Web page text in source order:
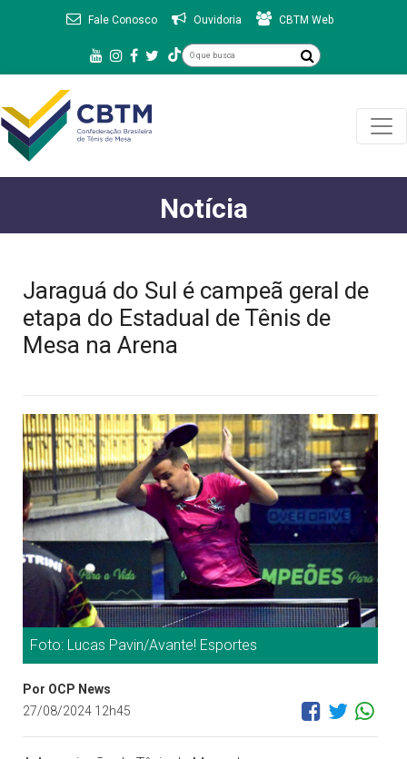
Fale Conosco Ouvidoria CBTM Web
Notícia
Jaraguá do Sul é campeã geral de
etapa do Estadual de Tênis de
Mesa na Arena
Foto: Lucas Pavin/Avante! Esportes
Por OCP News
27/08/2024 12h45